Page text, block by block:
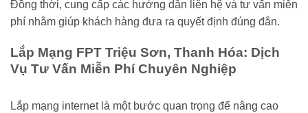
Đồng thời, cung cấp các hướng dẫn liên hệ và tư vấn miễn
phí nhằm giúp khách hàng đưa ra quyết định đúng đắn.
Lắp Mạng FPT Triệu Sơn, Thanh Hóa: Dịch
Vụ Tư Vấn Miễn Phí Chuyên Nghiệp
Lắp mạng internet là một bước quan trọng để nâng cao